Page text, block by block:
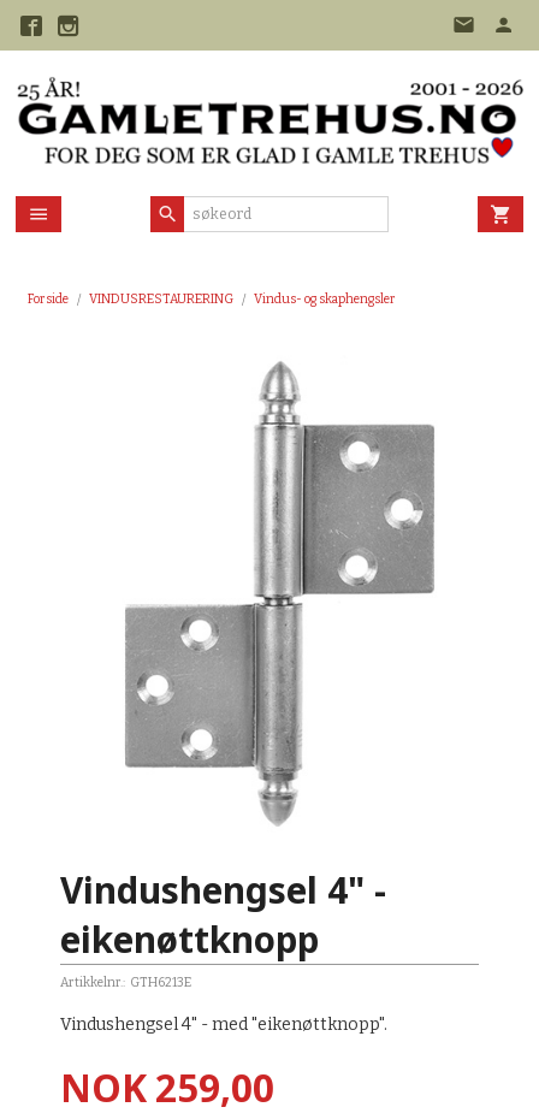
Forside VINDUSRESTAURERING Vindus- og skaphengsler
Vindushengsel 4" -
eikenøttknopp
Artikkelnr.: GTH6213E
Vindushengsel 4" - med "eikenøttknopp".
Pris
NOK259,00